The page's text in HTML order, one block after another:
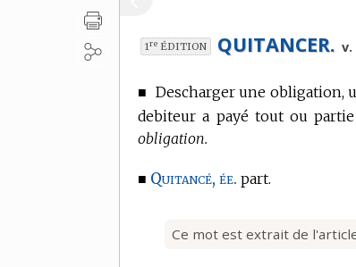
1re ÉDITION QUITANCER. v.
■ Descharger une obligation,
debiteur a payé tout ou
obligation.
■ Quitancé, ée. part.
Ce mot est extrait de